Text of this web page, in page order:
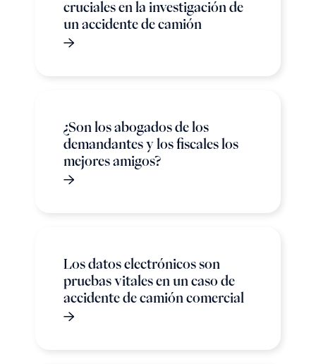
cruciales en la investigación de
un accidente de camión
¿Son los abogados de los
demandantes y los fiscales los
mejores amigos?
Los datos electrónicos son
pruebas vitales en un caso de
accidente de camión comercial